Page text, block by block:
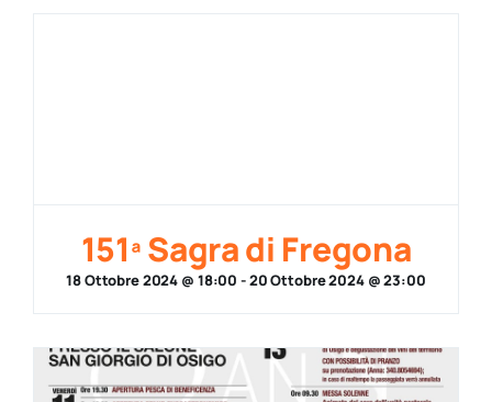
151ª Sagra di Fregona
18 Ottobre 2024 @ 18:00 -20 Ottobre 2024 @ 23:00